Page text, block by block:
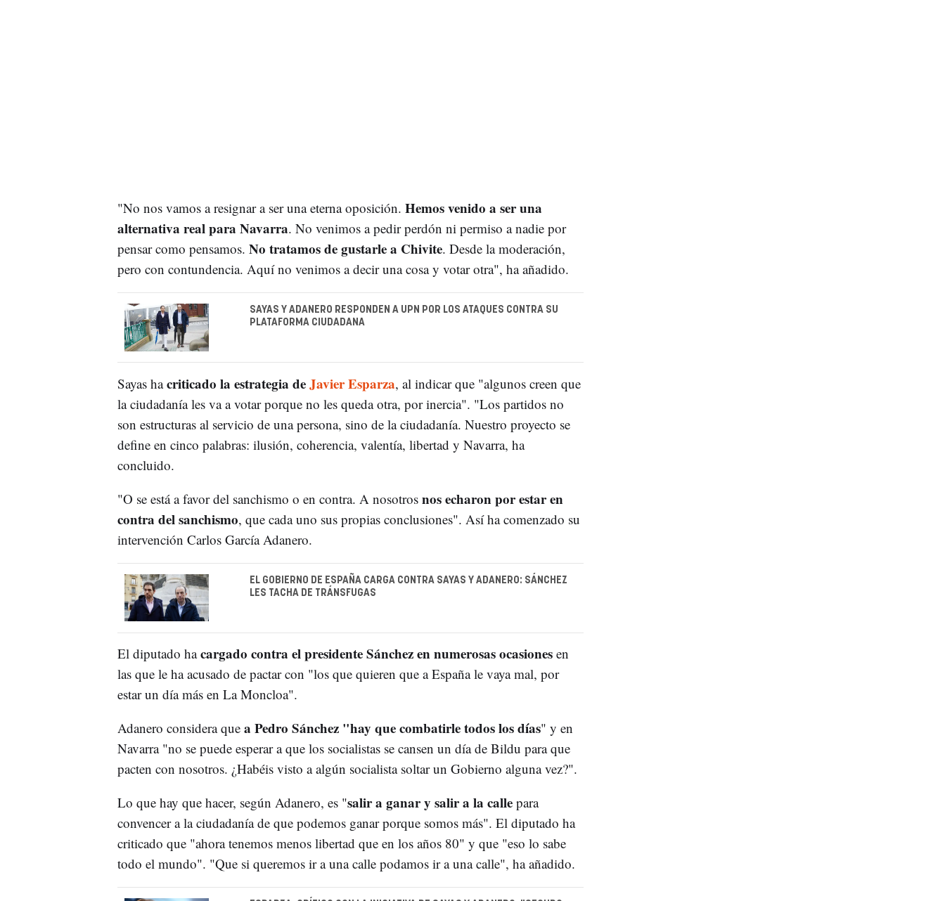
"No nos vamos a resignar a ser una eterna oposición. Hemos venido a ser una
alternativa real para Navarra. No venimos a pedir perdón ni permiso a nadie por
pensar como pensamos. No tratamos de gustarle a Chivite. Desde la moderación,
pero con contundencia. Aquí no venimos a decir una cosa y votar otra", ha añadido.
SAYAS Y ADANERO RESPONDEN A UPN POR LOS ATAQUES CONTRA SU
PLATAFORMA CIUDADANA
Sayas hacriticado la estrategia deJavier Esparza, al indicar que "algunos creen que
la ciudadanía les va a votar porque no les queda otra, por inercia". "Los partidos no
son estructuras al servicio de una persona, sino de la ciudadanía. Nuestro proyecto se
define en cinco palabras: ilusión, coherencia, valentía, libertad y Navarra, ha
concluido.
"O se está a favor del sanchismo o en contra. A nosotros nos echaron por estar en
contra del sanchismo, que cada uno sus propias conclusiones". Así ha comenzado su
intervención Carlos García Adanero.
EL GOBIERNO DE ESPAÑA CARGA CONTRA SAYAS Y ADANERO: SÁNCHEZ
LES TACHA DE TRÁNSFUGAS
El diputado hacargado contra el presidente Sánchez en numerosas ocasionesen
las que le ha acusado de pactar con "los que quieren que a España le vaya mal, por
estar un día más en La Moncloa".
Adanero considera quea Pedro Sánchez "hay que combatirle todos los días" y en
Navarra "no se puede esperar a que los socialistas se cansen un día de Bildu para que
pacten con nosotros. ¿Habéis visto a algún socialista soltar un Gobierno alguna vez?".
Lo que hay que hacer, según Adanero, es "salir a ganar y salir a la calle para
convencer a la ciudadanía de que podemos ganar porque somos más". El diputado ha
criticado que "ahora tenemos menos libertad que en los años 80" y que "eso lo sabe
todo el mundo". "Que si queremos ir a una calle podamos ir a una calle", ha añadido.